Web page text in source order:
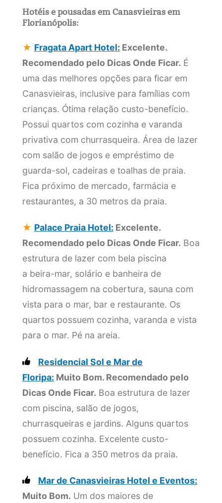
Hotéis e pousadas em Canasvieiras em
Florianópolis:
★ Fragata Apart Hotel: Excelente.
Recomendado pelo Dicas Onde Ficar. É
uma das melhores opções para ficar em
Canasvieiras, inclusive para famílias com
crianças. Ótima relação custo-benefício.
Possui quartos com cozinha e varanda
privativa com churrasqueira. Área de lazer
com salão de jogos e empréstimo de
guarda-sol, cadeiras e toalhas de praia.
Fica próximo de mercado, farmácia e
restaurantes, a 30 metros da praia.
★ Palace Praia Hotel: Excelente.
Recomendado pelo Dicas Onde Ficar. Boa
estrutura de lazer com bela piscina
a beira-mar, solário e banheira de
hidromassagem na cobertura, sauna com
vista para o mar, bar e restaurante. Os
quartos possuem cozinha, varanda e vista
para o mar. Pé na areia.
Residencial Sol e Mar de
Floripa: Muito Bom. Recomendado pelo
Dicas Onde Ficar. Boa estrutura de lazer
com piscina, salão de jogos,
churrasqueiras e jardins. Alguns quartos
possuem cozinha. Excelente custo-
benefício. Fica a 350 metros da praia.
Mar de Canasvieiras Hotel e Eventos:
Muito Bom. Um dos maiores de